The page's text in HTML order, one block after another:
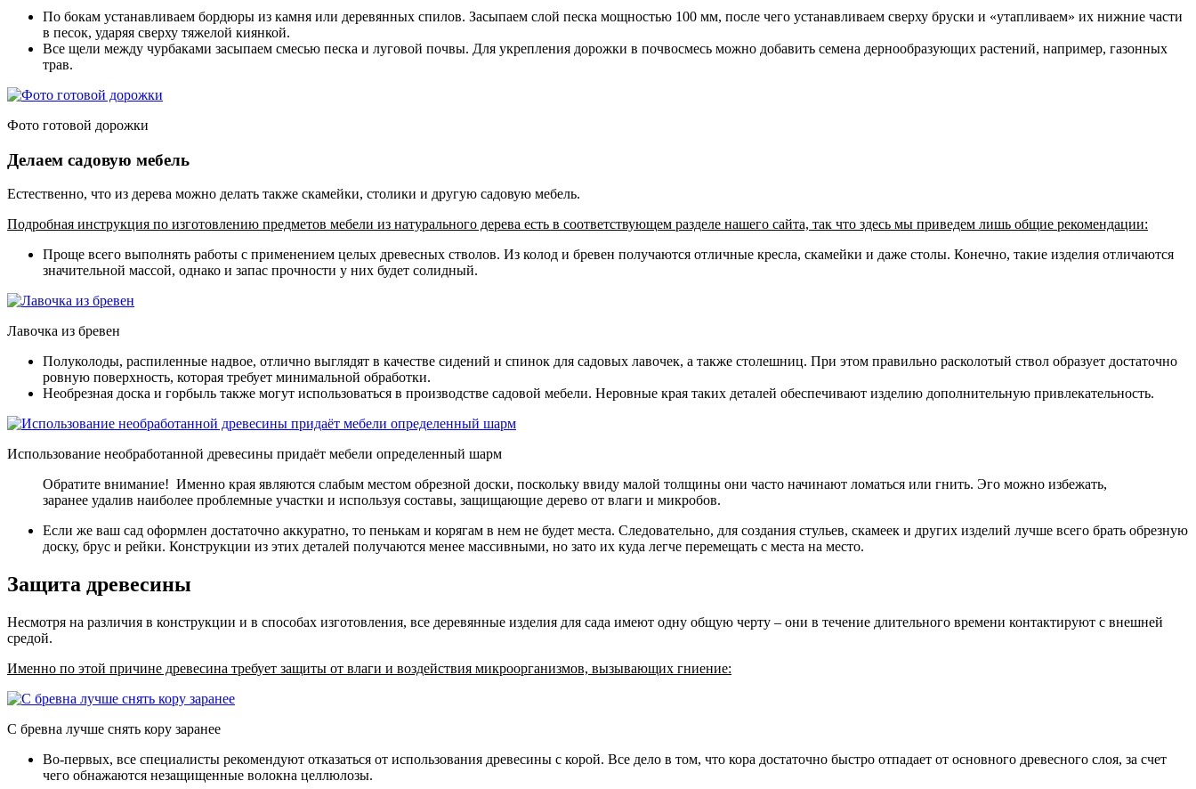
По бокам устанавливаем бордюры из камня или деревянных спилов. Засыпаем слой песка мощностью 100 мм, после чего устанавливаем сверху бруски и «утапливаем» их нижние части
в песок, ударяя сверху тяжелой киянкой.
Все щели между чурбаками засыпаем смесью песка и луговой почвы. Для укрепления дорожки в почвосмесь можно добавить семена дернообразующих растений, например, газонных
трав.
Фото готовой дорожки
Делаем садовую мебель
Естественно, что из дерева можно делать также скамейки, столики и другую садовую мебель.
Подробная инструкция по изготовлению предметов мебели из натурального дерева есть в соответствующем разделе нашего сайта, так что здесь мы приведем лишь общие рекомендации:
Проще всего выполнять работы с применением целых древесных стволов. Из колод и бревен получаются отличные кресла, скамейки и даже столы. Конечно, такие изделия отличаются
значительной массой, однако и запас прочности у них будет солидный.
Лавочка из бревен
Полуколоды, распиленные надвое, отлично выглядят в качестве сидений и спинок для садовых лавочек, а также столешниц. При этом правильно расколотый ствол образует достаточно
ровную поверхность, которая требует минимальной обработки.
Необрезная доска и горбыль также могут использоваться в производстве садовой мебели. Неровные края таких деталей обеспечивают изделию дополнительную привлекательность.
Использование необработанной древесины придаёт мебели определенный шарм
Обратите внимание! Именно края являются слабым местом обрезной доски, поскольку ввиду малой толщины они часто начинают ломаться или гнить. Эго можно избежать,
заранее удалив наиболее проблемные участки и используя составы, защищающие дерево от влаги и микробов.
Если же ваш сад оформлен достаточно аккуратно, то пенькам и корягам в нем не будет места. Следовательно, для создания стульев, скамеек и других изделий лучше всего брать обрезную
доску, брус и рейки. Конструкции из этих деталей получаются менее массивными, но зато их куда легче перемещать с места на место.
Защита древесины
Несмотря на различия в конструкции и в способах изготовления, все деревянные изделия для сада имеют одну общую черту – они в течение длительного времени контактируют с внешней
средой.
Именно по этой причине древесина требует защиты от влаги и воздействия микроорганизмов, вызывающих гниение:
С бревна лучше снять кору заранее
Во-первых, все специалисты рекомендуют отказаться от использования древесины с корой. Все дело в том, что кора достаточно быстро отпадает от основного древесного слоя, за счет
чего обнажаются незащищенные волокна целлюлозы.